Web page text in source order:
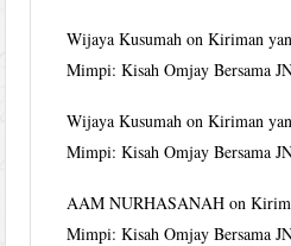
Wijaya Kusumah onKiriman
Mimpi: Kisah Omjay Bersama
Wijaya Kusumah onKiriman
Mimpi: Kisah Omjay Bersama
AAM NURHASANAH on
Mimpi: Kisah Omjay Bersama